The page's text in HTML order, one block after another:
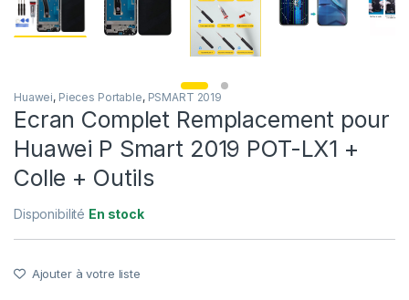
Huawei, Pieces Portable, PSMART 2019
Ecran Complet Remplacement pour
Huawei P Smart 2019 POT-LX1 +
Colle + Outils
Disponibilité En stock
Ajouter à votre liste